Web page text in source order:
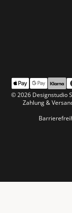
© 2026 Designstudio
Zahlung &